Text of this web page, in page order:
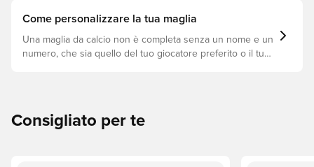
Come personalizzare la tua maglia
Una maglia da calcio non è completa senza un nome e un
numero, che sia quello del tuo giocatore preferito o il tuo.
Consigliato per te